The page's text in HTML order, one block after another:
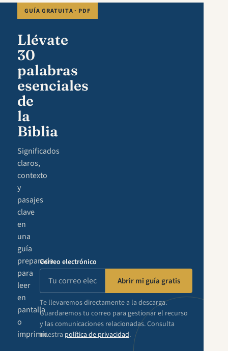
GUÍA GRATUITA · PDF
Llévate
30
palabras
esenciales
de
la
Biblia
Significados
claros,
contexto
y
pasajes
clave
en
una
guía
preparada
para
leer
en
pantalla
o
imprimir.
Correo electrónico
Abrir mi guía gratis
Te llevaremos directamente a la descarga.
Guardaremos tu correo para gestionar el recurso
y las comunicaciones relacionadas. Consulta
nuestra política de privacidad.